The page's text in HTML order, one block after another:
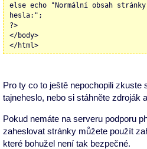
else echo "Normální obsah
hesla:";
?>
</body>
</html>
Pro ty co to ještě nepochopili zkuste
tajneheslo, nebo si stáhněte zdroják
Pokud nemáte na serveru podporu
zaheslovat stránky můžete použít
které bohužel není tak bezpečné.